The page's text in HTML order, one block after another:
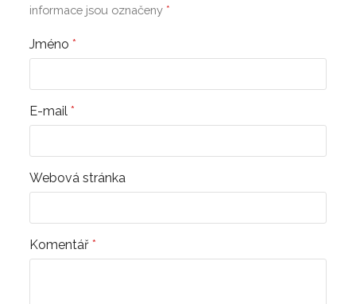
informace jsou označeny *
Jméno*
E-mail*
Webová stránka
Komentář*